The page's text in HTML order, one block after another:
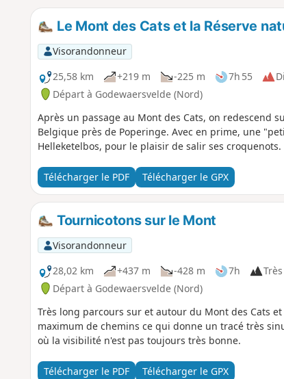
Le Mont des Cats et la Réserve
Visorandonneur
25,58 km
+219 m -225 m 7h 55
Départ à Godewaersvelde (Nord)
Après un passage au Mont des Cats, on redescend
Belgique près de Poperinge. Avec en prime, une
Helleketelbos, pour le plaisir de salir ses croquenots.
Télécharger le PDF Télécharger le GPX
Tournicotons sur le Mont
Visorandonneur
28,02 km
+437 m -428 m 7h
Départ à Godewaersvelde (Nord)
Très long parcours sur et autour du Mont des Cats
maximum de chemins ce qui donne un tracé très
où la visibilité n'est pas toujours très bonne.
Télécharger le PDF Télécharger le GPX